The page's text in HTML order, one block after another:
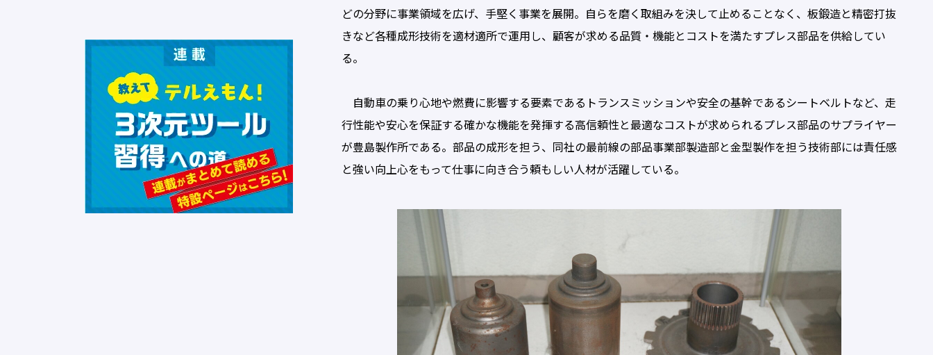
どの分野に事業領域を広げ、手堅く事業を展開。自らを磨く取組みを決して止めることなく、板鍛造と精密打抜
きなど各種成形技術を適材適所で運用し、顧客が求める品質・機能とコストを満たすプレス部品を供給してい
る。
自動車の乗り心地や燃費に影響する要素であるトランスミッションや安全の基幹であるシートベルトなど、走
行性能や安心を保証する確かな機能を発揮する高信頼性と最適なコストが求められるプレス部品のサプライヤー
が豊島製作所である。部品の成形を担う、同社の最前線の部品事業部製造部と金型製作を担う技術部には責任感
と強い向上心をもって仕事に向き合う頼もしい人材が活躍している。